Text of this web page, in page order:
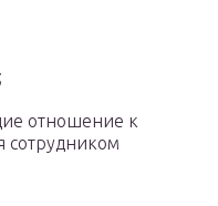
отношение к
сотрудником